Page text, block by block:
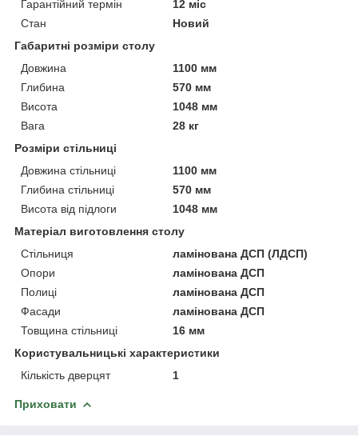
Гарантійний термін
12 міс
Стан
Новий
Габаритні розміри столу
Довжина
1100 мм
Глибина
570 мм
Висота
1048 мм
Вага
28 кг
Розміри стільниці
Довжина стільниці
1100 мм
Глибина стільниці
570 мм
Висота від підлоги
1048 мм
Матеріал виготовлення столу
Стільниця
ламінована ДСП (ЛДСП)
Опори
ламінована ДСП
Полиці
ламінована ДСП
Фасади
ламінована ДСП
Товщина стільниці
16 мм
Користувальницькі характеристики
Кількість дверцят
1
Приховати